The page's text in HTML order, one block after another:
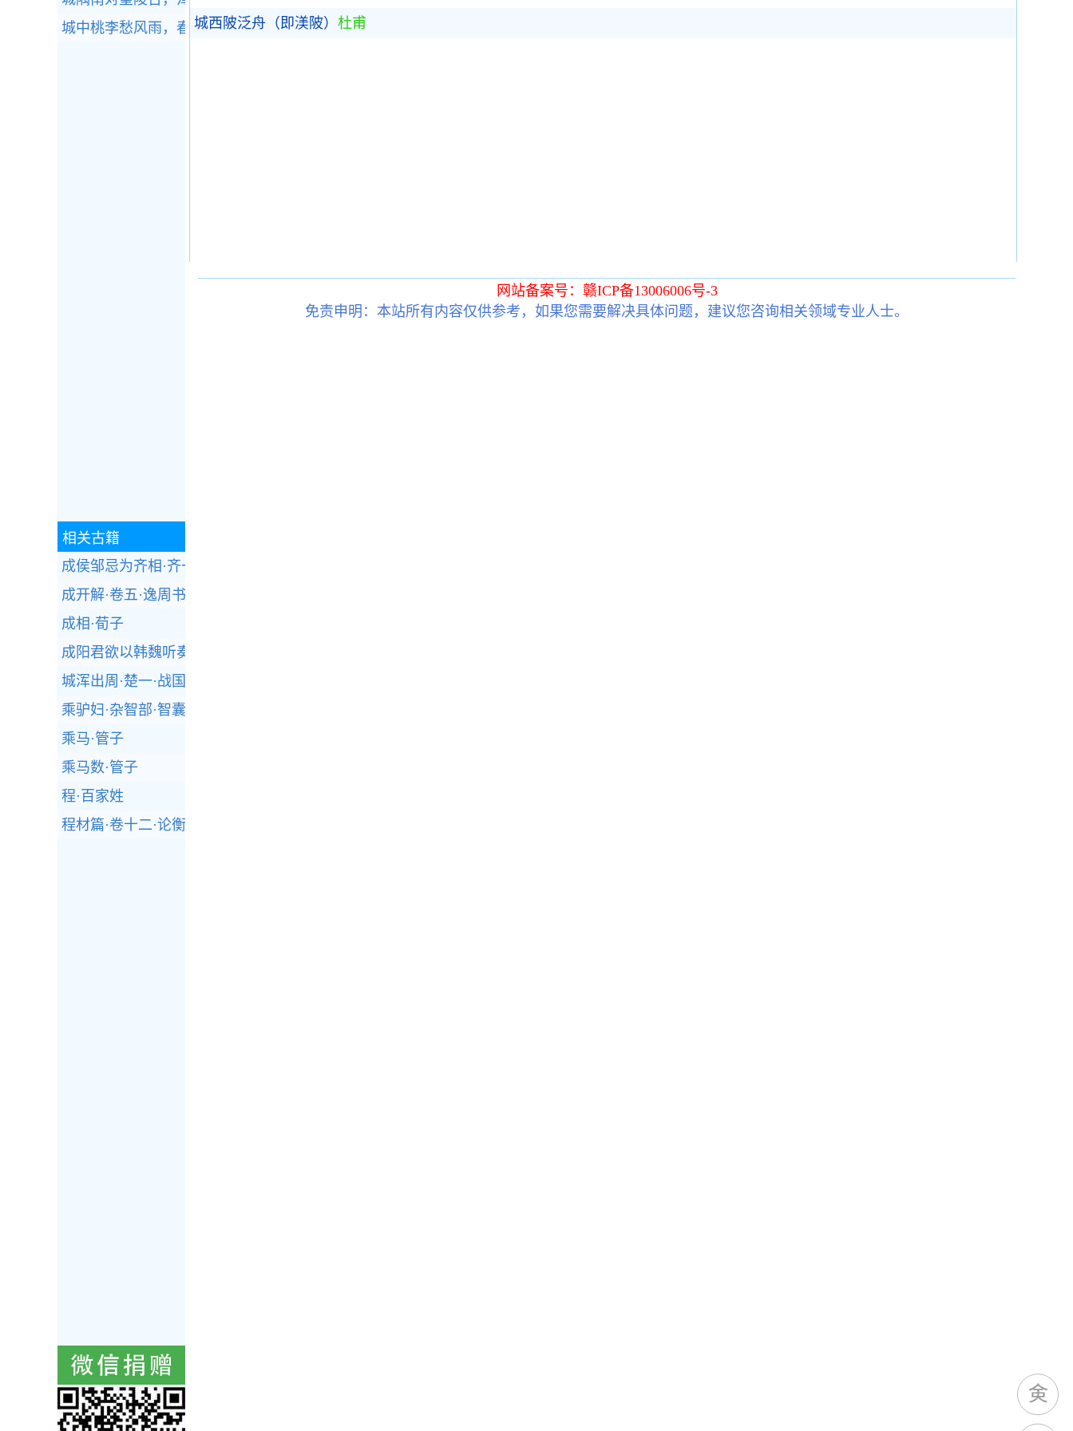
城西陂泛舟（即渼陂） 杜甫
城中桃李愁风雨，春在溪头荠菜花。全诗赏析
相关古籍
成侯邹忌为齐相·齐一·战国策
成开解·卷五·逸周书
成相·荀子
成阳君欲以韩魏听奏·魏四·战国策
城浑出周·楚一·战国策
乘驴妇·杂智部·智囊(选录)
乘马·管子
乘马数·管子
程·百家姓
程材篇·卷十二·论衡
网站备案号：赣ICP备13006006号-3
免责申明：本站所有内容仅供参考，如果您需要解决具体问题，建议您咨询相关领域专业人士。